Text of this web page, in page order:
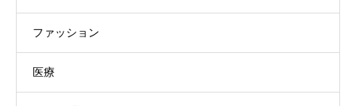
ファッション
医療